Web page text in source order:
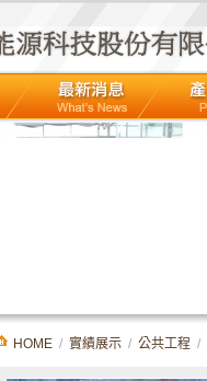
HOME / 實績展示 / 公共工程 /